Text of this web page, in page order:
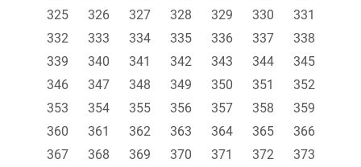
325
326 327 328 329 330
331
332
333 334 335 336 337
338
339
340 341 342 343 344
345
346
347 348 349 350 351
352
353
354 355 356 357 358
359
360
361 362 363 364 365
366
367
368 369 370 371 372
373